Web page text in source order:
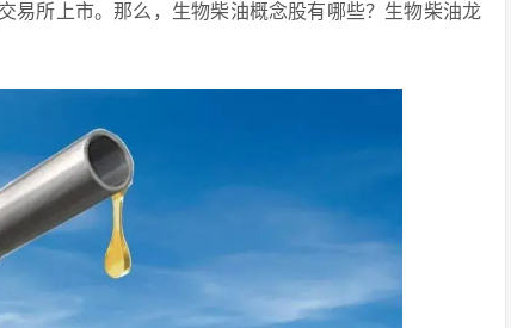
易所上市。那么，生物柴油概念股有哪些？生物柴油龙